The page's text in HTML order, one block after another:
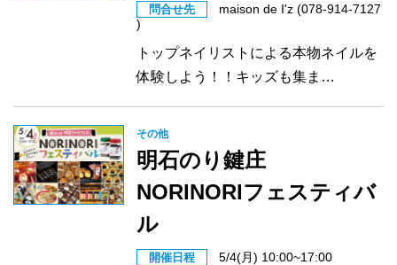
問合せ先
maison de I'z (078-914-7127
)
トップネイリストによる本物ネイルを
体験しよう！！キッズも集ま…
その他
明石のり鍵庄
NORINORIフェスティバ
ル
開催日程 5/4(月) 10:00~17:00